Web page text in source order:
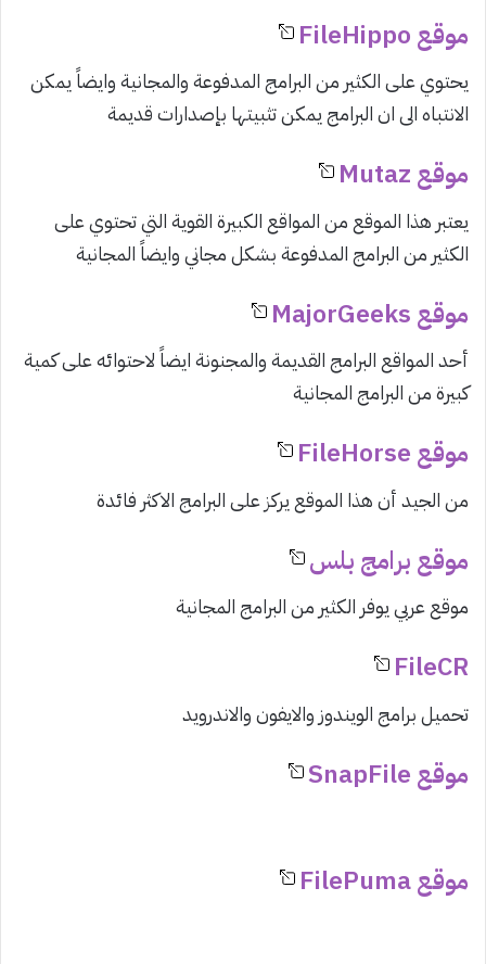
موقع FileHippo
يحتوي على الكثير من البرامج المدفوعة والمجانية وايضاً يمكن
الانتباه الى ان البرامج يمكن تثبيتها بإصدارات قديمة
موقع Mutaz
يعتبر هذا الموقع من المواقع الكبيرة القوية التي تحتوي على
الكثير من البرامج المدفوعة بشكل مجاني وايضاً المجانية
موقع MajorGeeks
أحد المواقع البرامج القديمة والمجنونة ايضاً لاحتوائه على كمية
كبيرة من البرامج المجانية
موقع FileHorse
من الجيد أن هذا الموقع يركز على البرامج الاكثر فائدة
موقع برامج بلس
موقع عربي يوفر الكثير من البرامج المجانية
FileCR
تحميل برامج الويندوز والايفون والاندرويد
موقع SnapFile
موقع FilePuma